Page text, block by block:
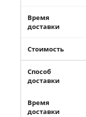
Время
доставки
Стоимость
Способ
доставки
Время
доставки